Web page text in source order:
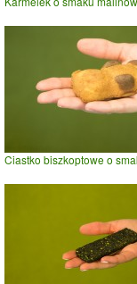
Ciastko biszkoptowe o